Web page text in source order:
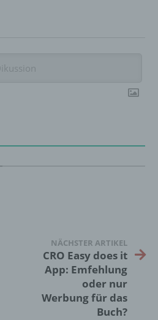
NÄCHSTER ARTIKEL
CRO Easy does it
App: Emfehlung
oder nur
Werbung für das
Buch?
um Aspekte
Daten
zusätzlicher
mehr einer spezifischen
zugeordnet werden
zusätzlichen
aufbewahrt werden
und organisatorischen